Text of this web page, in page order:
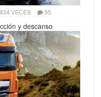
VECES 95
y descanso